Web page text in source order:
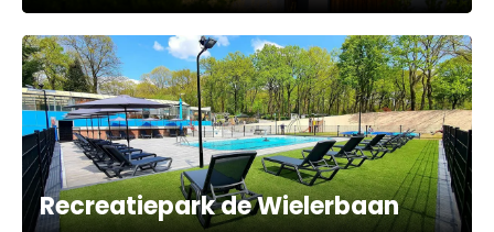
Recreatiepark de Wielerbaan